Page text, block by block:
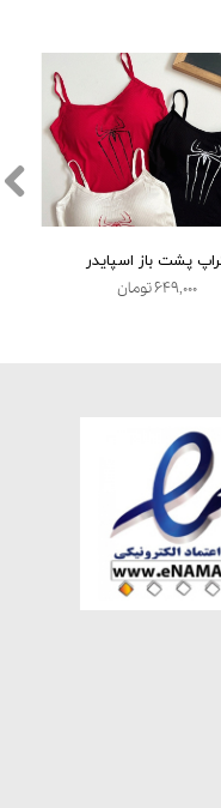
پشت باز اسپایدر
۶۴۹,۰۰۰ تومان